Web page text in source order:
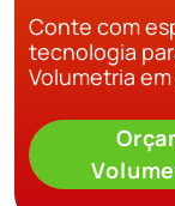
Conte com
tecnologia
Volumetria